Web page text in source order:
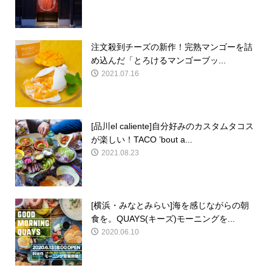
注文殺到チーズの新作！完熟マンゴーを詰
め込んだ「とろけるマンゴーブッ...
2021.07.16
[品川el caliente]自分好みのカスタムタコス
が楽しい！TACO ’bout a...
2021.08.23
[横浜・みなとみらい]海を感じながらの朝
食を。QUAYS(キーズ)モーニングを...
2020.06.10